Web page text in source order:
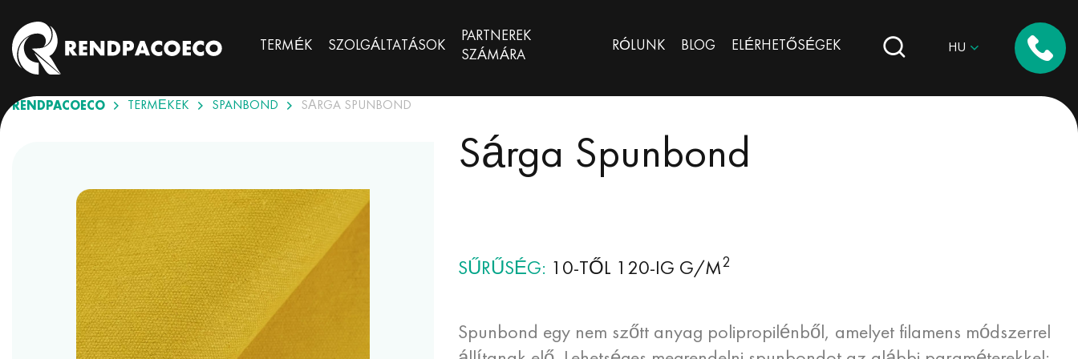
TERMÉK SZOLGÁLTATÁSOK
PARTNEREK
SZÁMÁRA
RÓLUNK BLOG ELÉRHETŐSÉGEK HU
RENDPACOECO TERMÉKEK SPANBOND SÁRGA SPUNBOND
Sárga Spunbond
SŰRŰSÉG 10-TŐL 120-IG G/M2
Spunbond egy nem szőtt anyag polipropilénből, amelyet filamens módszerrel